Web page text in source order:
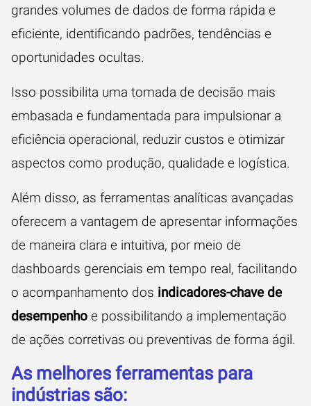
grandes volumes de dados de forma rápida e
eficiente, identificando padrões, tendências e
oportunidades ocultas.
Isso possibilita uma tomada de decisão mais
embasada e fundamentada para impulsionar a
eficiência operacional, reduzir custos e otimizar
aspectos como produção, qualidade e logística.
Além disso, as ferramentas analíticas avançadas
oferecem a vantagem de apresentar informações
de maneira clara e intuitiva, por meio de
dashboards gerenciais em tempo real, facilitando
o acompanhamento dos indicadores-chave de
desempenho e possibilitando a implementação
de ações corretivas ou preventivas de forma ágil.
As melhores ferramentas para
indústrias são: